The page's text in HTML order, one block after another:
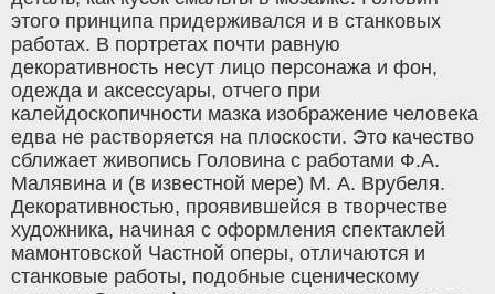
этого принципа придерживался и в станковых
работах. В портретах почти равную
декоративность несут лицо персонажа и фон,
одежда и аксессуары, отчего при
калейдоскопичности мазка изображение человека
едва не растворяется на плоскости. Это качество
сближает живопись Головина с работами Ф.А.
Малявина и (в известной мере) М. А. Врубеля.
Декоративностью, проявившейся в творчестве
художника, начиная с оформления спектаклей
мамонтовской Частной оперы, отличаются и
станковые работы, подобные сценическому